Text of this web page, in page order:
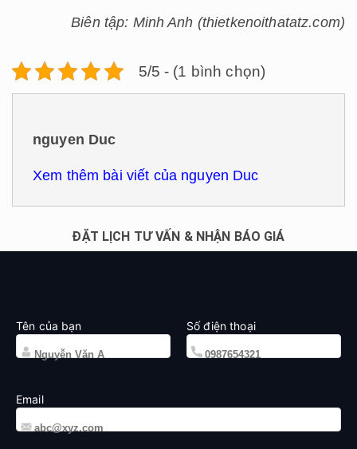
Biên tập: Minh Anh (thietkenoithatatz.com)
5/5 - (1 bình chọn)
nguyen Duc
Xem thêm bài viết của nguyen Duc
ĐẶT LỊCH TƯ VẤN & NHẬN BÁO GIÁ
Tên của bạn Số điện thoại
Email